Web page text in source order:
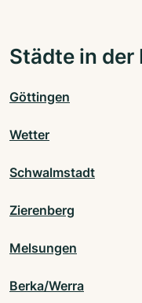
Städte in der
Göttingen
Wetter
Schwalmstadt
Zierenberg
Melsungen
Berka/Werra